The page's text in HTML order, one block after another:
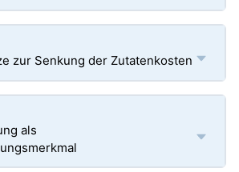
zur Senkung der Zutatenkosten
als